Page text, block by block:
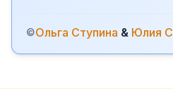
©Ольга Ступина & Юлия